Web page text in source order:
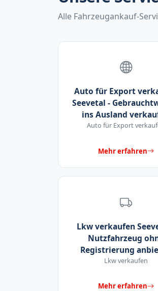
Alle Fahrzeugankauf-
Auto für Export
Seevetal -
ins Ausland
Auto für Export
Mehr erfahren
Lkw verkaufen
Nutzfahrzeug
Registrierung
Lkw verkaufen
Mehr erfahren